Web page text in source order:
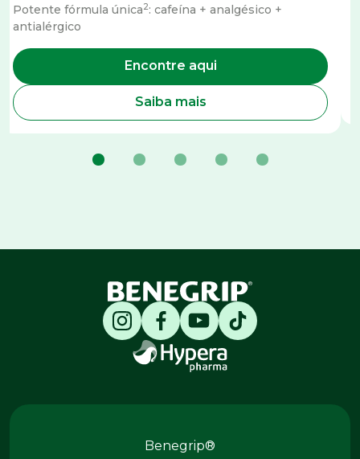
Potente fórmula única2: cafeína + analgésico +
antialérgico
Encontre aqui
Saiba mais
Produtos Benegrip
Benegrip®